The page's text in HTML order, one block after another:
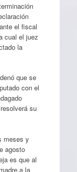
el fiscal
cual el juez
la
que se
con el
su
meses y
agosto
es que al
a la